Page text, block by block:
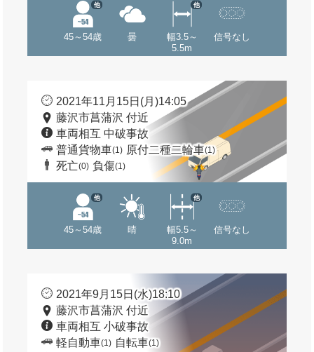
45～54歳
他
曇
幅3.5～
5.5m
他
信号なし
2021年11月15日(月)14:05
藤沢市菖蒲沢 付近
車両相互 中破事故
普通貨物車(1) 原付二種二輪車(1)
死亡(0) 負傷(1)
45～54歳
他
晴
幅5.5～
9.0m
他
信号なし
2021年9月15日(水)18:10
藤沢市菖蒲沢 付近
車両相互 小破事故
軽自動車(1) 自転車(1)